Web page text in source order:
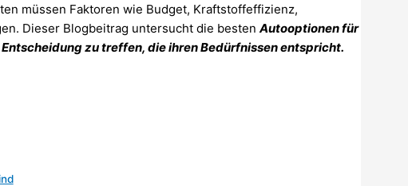
müssen Faktoren wie Budget, Kraftstoffeffizienz,
Dieser Blogbeitrag untersucht die besten Autooptionen für
zu treffen, die ihren Bedürfnissen entspricht.